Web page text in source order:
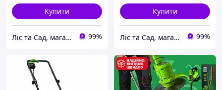
Купити
Ліс та Сад, магазин інструментів та садової техніки 99%
Купити
Ліс та Сад, магазин інструментів та садової техніки 99%